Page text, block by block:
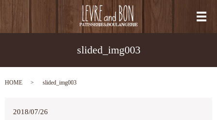
メ
slided_img003
HOME slided_img003
2018/07/26